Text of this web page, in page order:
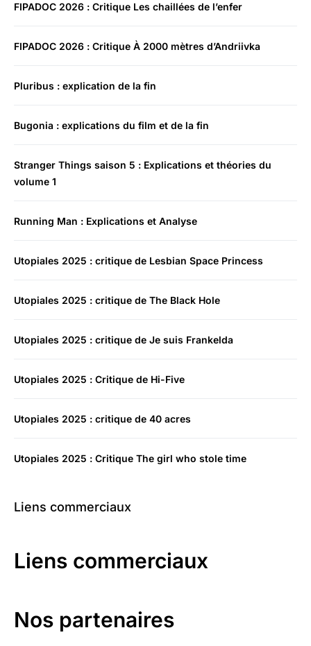
FIPADOC 2026 : Critique Les chaillées de l’enfer
FIPADOC 2026 : Critique À 2000 mètres d’Andriivka
Pluribus : explication de la fin
Bugonia : explications du film et de la fin
Stranger Things saison 5 : Explications et théories du
volume 1
Running Man : Explications et Analyse
Utopiales 2025 : critique de Lesbian Space Princess
Utopiales 2025 : critique de The Black Hole
Utopiales 2025 : critique de Je suis Frankelda
Utopiales 2025 : Critique de Hi-Five
Utopiales 2025 : critique de 40 acres
Utopiales 2025 : Critique The girl who stole time
Liens commerciaux
Liens commerciaux
Nos partenaires